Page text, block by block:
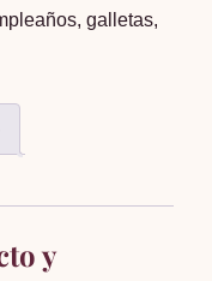
,galletas,
y